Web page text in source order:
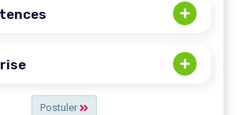
Postuler